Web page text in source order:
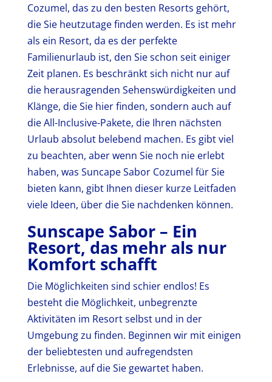
Cozumel, das zu den besten Resorts gehört,
die Sie heutzutage finden werden. Es ist mehr
als ein Resort, da es der perfekte
Familienurlaub ist, den Sie schon seit einiger
Zeit planen. Es beschränkt sich nicht nur auf
die herausragenden Sehenswürdigkeiten und
Klänge, die Sie hier finden, sondern auch auf
die All-Inclusive-Pakete, die Ihren nächsten
Urlaub absolut belebend machen. Es gibt viel
zu beachten, aber wenn Sie noch nie erlebt
haben, was Suncape Sabor Cozumel für Sie
bieten kann, gibt Ihnen dieser kurze Leitfaden
viele Ideen, über die Sie nachdenken können.
Sunscape Sabor – Ein
Resort, das mehr als nur
Komfort schafft
Die Möglichkeiten sind schier endlos! Es
besteht die Möglichkeit, unbegrenzte
Aktivitäten im Resort selbst und in der
Umgebung zu finden. Beginnen wir mit einigen
der beliebtesten und aufregendsten
Erlebnisse, auf die Sie gewartet haben.